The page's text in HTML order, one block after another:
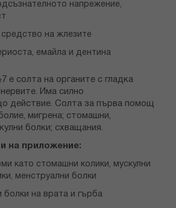
напрежение,
на жлезите
емайла и дентина
е солта на органите с гладка
Има силно
действие. Солта за първа помощ
мигрена; стомашни,
болки; схващания.
на приложение:
като стомашни колики, мускулни
менструални болки
болки на врата и гърба